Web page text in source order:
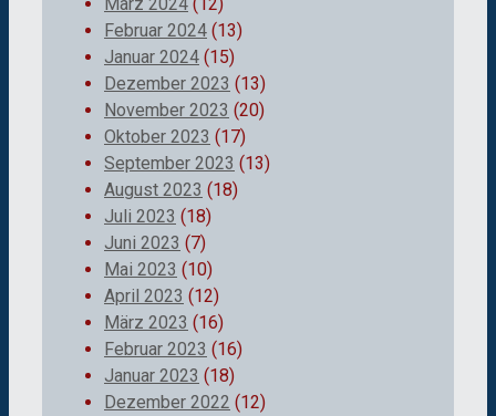
Februar 2024 (13)
Januar 2024 (15)
Dezember 2023 (13)
November 2023 (20)
Oktober 2023 (17)
September 2023 (13)
August 2023 (18)
Juli 2023 (18)
Juni 2023 (7)
Mai 2023 (10)
April 2023 (12)
März 2023 (16)
Februar 2023 (16)
Januar 2023 (18)
Dezember 2022 (12)